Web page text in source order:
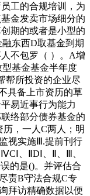
工的合规培训，为
金发卖市场细分的
期的或者是小型的
东西D取基金到期
不包罗（ ）。A增
基金基金半年度
帮所投资的企业尽
具备上市资历的草
易近事行为能力
络部分债券基金的
，一人C两人；明
视实施Ⅲ.提前刊行
、ⅡDⅠ、Ⅱ、Ⅲ、
的是()。并评估合
责B守法合规C专
拜访精确数据以便